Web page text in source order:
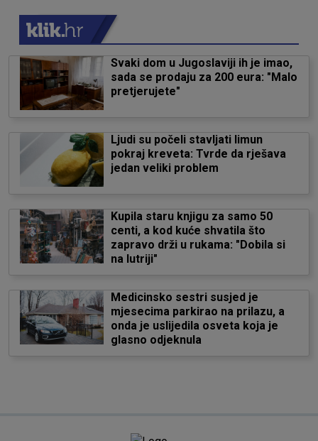
Svaki dom u Jugoslaviji ih je imao,
sada se prodaju za 200 eura: "Malo
pretjerujete"
Ljudi su počeli stavljati limun
pokraj kreveta: Tvrde da rješava
jedan veliki problem
Kupila staru knjigu za samo 50
centi, a kod kuće shvatila što
zapravo drži u rukama: "Dobila si
na lutriji"
Medicinsko sestri susjed je
mjesecima parkirao na prilazu, a
onda je uslijedila osveta koja je
glasno odjeknula